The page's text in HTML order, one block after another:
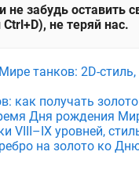
не забудь оставить
не теряй нас.
танков: 2D-
как получать
Дня рождения
VIII–IX уровней,
на золото ко